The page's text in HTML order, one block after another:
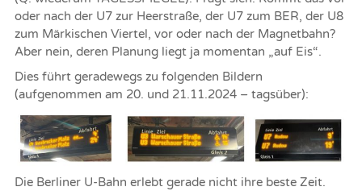
oder nach der U7 zur Heerstraße, der U7 zum BER, der U8
zum Märkischen Viertel, vor oder nach der Magnetbahn?
Aber nein, deren Planung liegt ja momentan „auf Eis“.
Dies führt geradewegs zu folgenden Bildern
(aufgenommen am 20. und 21.11.2024 – tagsüber):
Die Berliner U-Bahn erlebt gerade nicht ihre beste Zeit.